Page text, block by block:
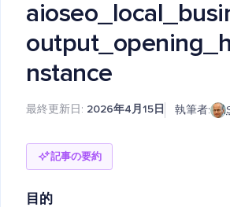
nstance
最終更新日: 2026年4月15日 執筆者:
記事の要約
目的